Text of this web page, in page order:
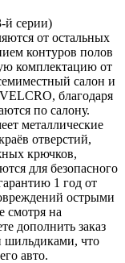
серии)
от остальных
контуров полов
комплектацию от
салон и
благодаря
по салону.
металлические
отверстий,
крючков,
для безопасного
1 год от
острыми
смотря на
дополнить заказ
что
авто.